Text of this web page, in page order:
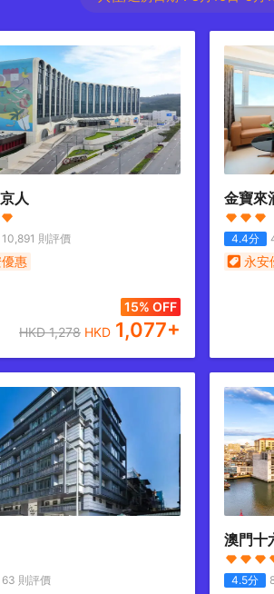
人
10,891 則評價
惠
15% OFF
HKD1,278 HKD 1,077+
金寶來
4.4分
永安
63 則評價
澳門十
4.5分